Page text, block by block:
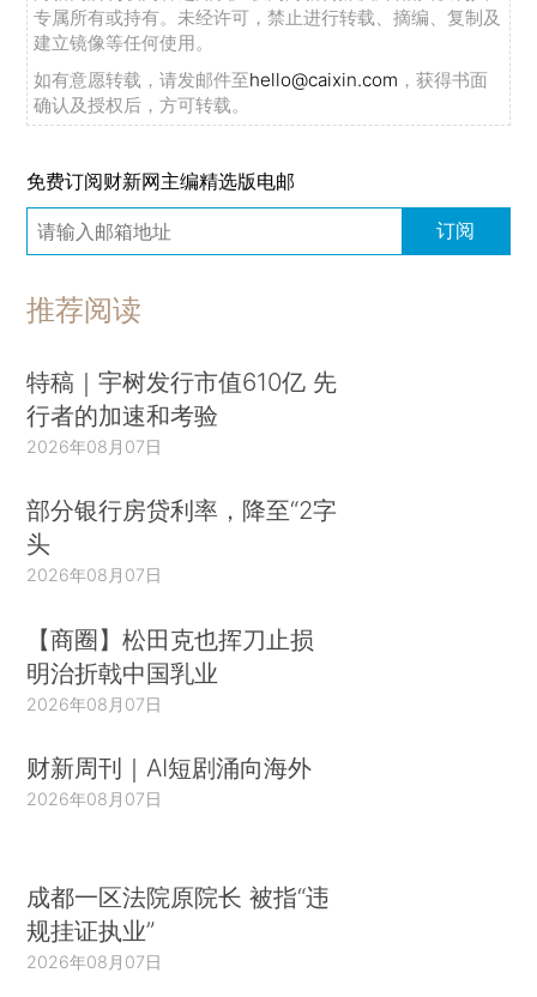
专属所有或持有。未经许可，禁止进行转载、摘编、复制及
建立镜像等任何使用。
如有意愿转载，请发邮件至hello@caixin.com ，获得书面
确认及授权后，方可转载。
免费订阅财新网主编精选版电邮
订阅
推荐阅读
特稿｜宇树发行市值610亿 先
行者的加速和考验
2026年08月07日
部分银行房贷利率，降至“2字
头
2026年08月07日
【商圈】松田克也挥刀止损
明治折戟中国乳业
2026年08月07日
财新周刊｜AI短剧涌向海外
2026年08月07日
成都一区法院原院长 被指“违
规挂证执业”
2026年08月07日